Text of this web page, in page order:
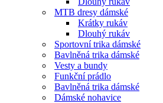
MTB dresy dámské
Krátky rukáv
Dlouhý rukáv
Sportovní trika dámské
Bavlněná trika dámské
Vesty a bundy
Funkční prádlo
Bavlněná trika dámské
Dámské nohavice